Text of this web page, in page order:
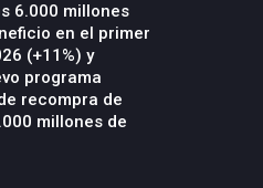
6.000 millones
en el primer
(+11%) y
programa
recompra de
millones de